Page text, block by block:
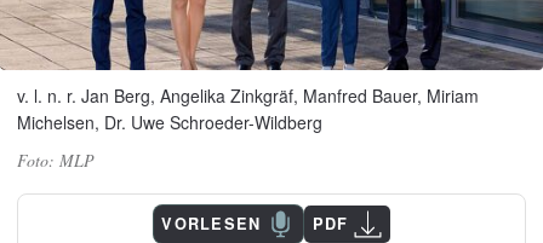
v. l. n. r. Jan Berg, Angelika Zinkgräf, Manfred Bauer, Miriam
Michelsen, Dr. Uwe Schroeder-Wildberg
MLP
VORLESEN PDF